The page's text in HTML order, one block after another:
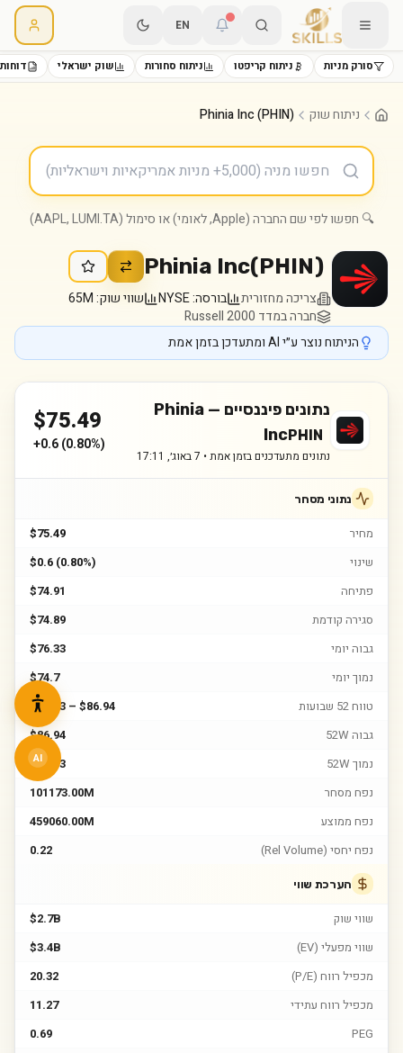
EN
סורק מניות ניתוח קריפטו ניתוח סחורות שוק ישראלי
ניתוח שוק Phinia Inc (PHIN)
🔍 חפשו לפי שם החברה (Apple, לאומי) או סימול (AAPL, LUMI.TA)
Phinia Inc(PHIN)
צריכה מחזורית בורסה:NYSE שווי שוק:65M
חברה במדד Russell 2000
הניתוח נוצר ע״י AI ומתעדכן בזמן אמת
נתונים פיננסיים — Phinia
IncPHIN
נתונים מתעדכנים בזמן אמת • 7 באוג׳, 17:11
$75.49
+0.6(0.80%)
נתוני מסחר
מחיר
$75.49
שינוי
$0.6 (0.80%)
פתיחה
$74.91
סגירה קודמת
$74.89
גבוה יומי
$76.33
נמוך יומי
$74.7
טווח 52 שבועות
$50.13 – $86.94
גבוה 52W
$86.94
נמוך 52W
$50.13
נפח מסחר
101173.00M
נפח ממוצע
459060.00M
נפח יחסי (Rel Volume)
0.22
הערכת שווי
שווי שוק
$2.7B
שווי מפעלי (EV)
$3.4B
מכפיל רווח (P/E)
20.32
מכפיל רווח עתידי
11.27
PEG
0.69
AI